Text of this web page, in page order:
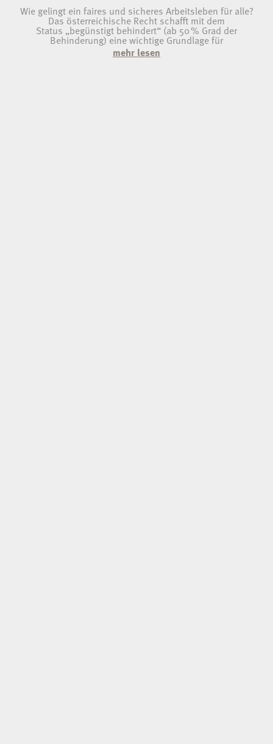
Wie gelingt ein faires und sicheres Arbeitsleben für alle?
Das österreichische Recht schafft mit dem
Status „begünstigt behindert“ (ab 50 % Grad der
Behinderung) eine wichtige Grundlage für
mehr lesen